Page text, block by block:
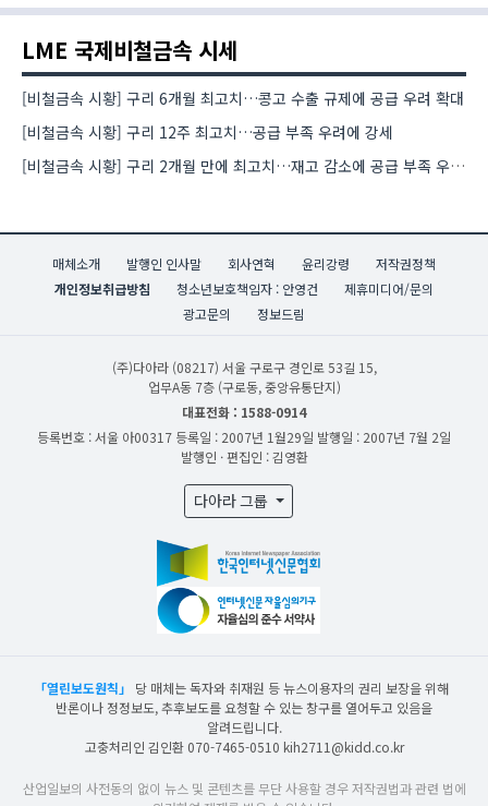
LME 국제비철금속 시세
[비철금속 시황] 구리 6개월 최고치…콩고 수출 규제에 공급 우려 확대
[비철금속 시황] 구리 12주 최고치…공급 부족 우려에 강세
[비철금속 시황] 구리 2개월 만에 최고치…재고 감소에 공급 부족 우려 확대
매체소개 발행인 인사말 회사연혁 윤리강령
저작권정책
개인정보취급방침
청소년보호책임자 : 안영건
제휴미디어/문의
광고문의
정보드림
(주)다아라 (08217) 서울 구로구 경인로 53길 15,
업무A동 7층 (구로동, 중앙유통단지)
대표전화 : 1588-0914
등록번호 : 서울 아00317 등록일 : 2007년 1월29일 발행일 : 2007년 7월 2일
발행인 · 편집인 : 김영환
다아라 그룹
「열린보도원칙」
당 매체는 독자와 취재원 등 뉴스이용자의 권리 보장을 위해
반론이나 정정보도, 추후보도를 요청할 수 있는 창구를 열어두고 있음을
알려드립니다.
고충처리인 김인환 070-7465-0510 kih2711@kidd.co.kr
산업일보의 사전동의 없이 뉴스 및 콘텐츠를 무단 사용할 경우 저작권법과 관련 법에